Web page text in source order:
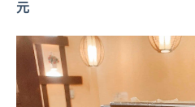
元